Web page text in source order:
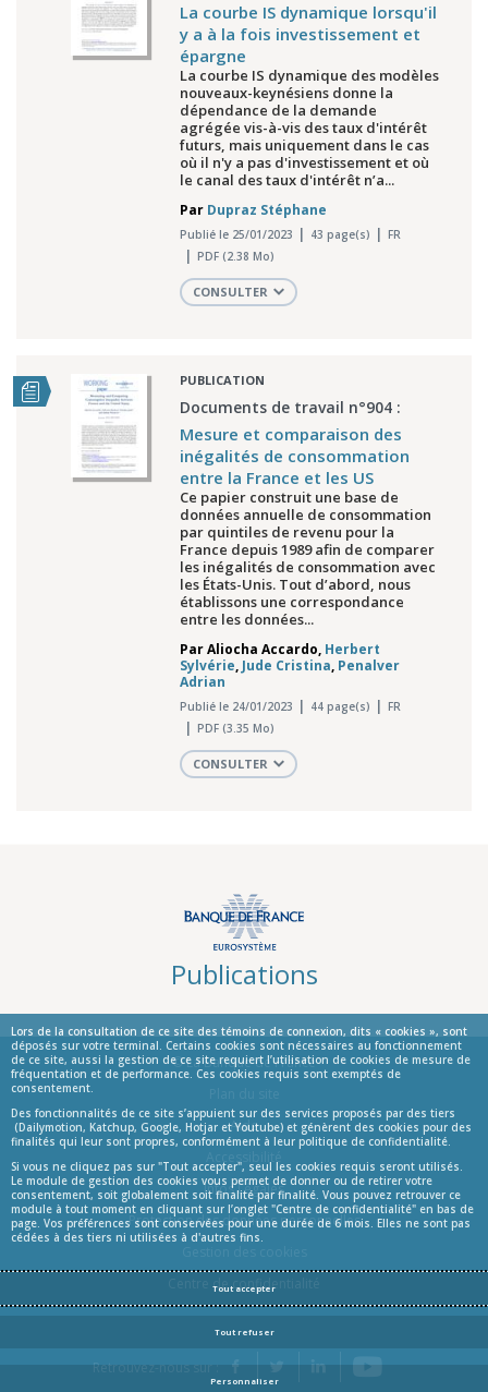
Lors de la consultation de ce site des témoins de connexion, dits « cookies », sont
déposés sur votre terminal. Certains cookies sont nécessaires au fonctionnement
de ce site, aussi la gestion de ce site requiert l’utilisation de cookies de mesure de
fréquentation et de performance. Ces cookies requis sont exemptés de
consentement.
Des fonctionnalités de ce site s’appuient sur des services proposés par des tiers
(Dailymotion, Katchup, Google, Hotjar et Youtube) et génèrent des cookies pour des
finalités qui leur sont propres, conformément à leur politique de confidentialité.
Si vous ne cliquez pas sur "Tout accepter", seul les cookies requis seront utilisés.
Le module de gestion des cookies vous permet de donner ou de retirer votre
consentement, soit globalement soit finalité par finalité. Vous pouvez retrouver ce
module à tout moment en cliquant sur l’onglet "Centre de confidentialité" en bas de
page. Vos préférences sont conservées pour une durée de 6 mois. Elles ne sont pas
cédées à des tiers ni utilisées à d'autres fins.
Tout accepter
Tout refuser
Personnaliser
La courbe IS dynamique lorsqu'il
y a à la fois investissement et
épargne
La courbe IS dynamique des modèles
nouveaux-keynésiens donne la
dépendance de la demande
agrégée vis-à-vis des taux d'intérêt
futurs, mais uniquement dans le cas
où il n'y a pas d'investissement et où
le canal des taux d'intérêt n’a...
Par Dupraz Stéphane
Publié le 25/01/2023 43 page(s)
FR
PDF (2.38 Mo)
CONSULTER
PUBLICATION
Documents de travail n°904 :
Mesure et comparaison des
inégalités de consommation
entre la France et les US
Ce papier construit une base de
données annuelle de consommation
par quintiles de revenu pour la
France depuis 1989 afin de comparer
les inégalités de consommation avec
les États-Unis. Tout d’abord, nous
établissons une correspondance
entre les données...
ParAliocha Accardo, Herbert
Sylvérie, Jude Cristina, Penalver
Adrian
Publié le 24/01/2023 44 page(s)
FR
PDF (3.35 Mo)
CONSULTER
Publications
© La Banque de France
Informations
Aide
Infos Légales
Protection des données personnelles
Centre de confidentialité
Retrouvez-nous sur :
Blog
FacebookTwitter LinkedIn